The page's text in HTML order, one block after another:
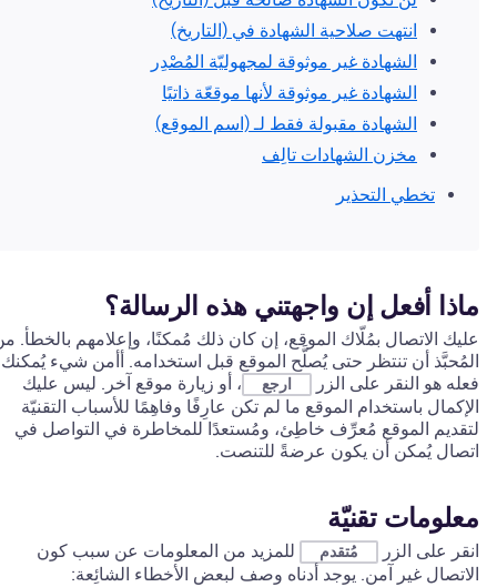
انتهت صلاحية الشهادة في (التاريخ)
الشهادة غير موثوقة لمجهوليّة المُصْدِر
الشهادة غير موثوقة لأنها موقعّة ذاتيًا
الشهادة مقبولة فقط لـ (اسم الموقع)
مخزن الشهادات تالِف
تخطي التحذير
ماذا أفعل إن واجهتني هذه الرسالة؟
عليك الاتصال بمُلّاك الموقع، إن كان ذلك مُمكنًا، وإعلامهم بالخطأ.
المُحبَّذ أن تنتظر حتى يُصلَّح الموقع قبل استخدامه. أأمن شيء يُمكنك
فعله هو النقر على الزر
ارجع
، أو زيارة موقع آخر. ليس عليك
الإكمال باستخدام الموقع ما لم تكن عارِفًا وفاهِمًا للأسباب التقنيّة
لتقديم الموقع مُعرِّف خاطِئ، ومُستعدًا للمخاطرة في التواصل في
اتصال يُمكن أن يكون عرضةً للتنصت.
معلومات تقنيّة
انقر على الزر مُتقدم
للمزيد من المعلومات عن سبب كون
الاتصال غير آمن. يوجد أدناه وصف لبعض الأخطاء الشائِعة: